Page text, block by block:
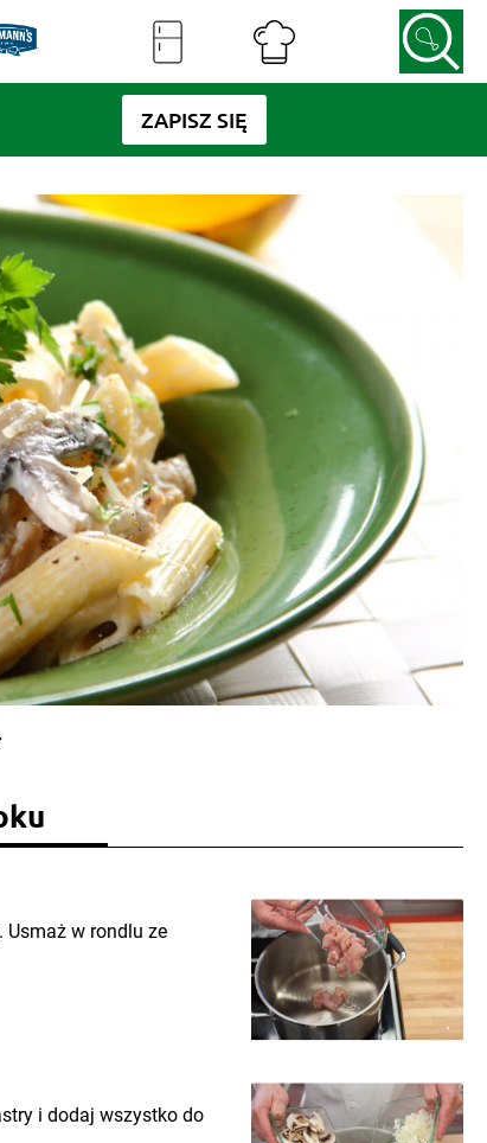
ZAPISZ SIĘ
Usmaż w rondlu ze
i dodaj wszystko do